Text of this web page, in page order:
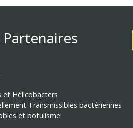
Partenaires
et Hélicobacters
Transmissibles bactériennes
et botulisme